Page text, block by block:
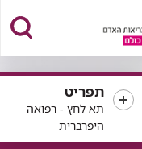
תפריט
תא לחץ - רפואה
היפרברית